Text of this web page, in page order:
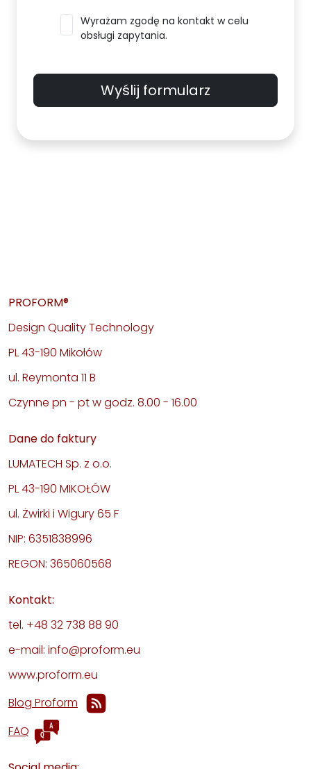
Wyrażam zgodę na kontakt w celu
obsługi zapytania.
Wyślij formularz
PROFORM®
Design Quality Technology
PL 43-190 Mikołów
ul. Reymonta 11 B
Czynne pn - pt w godz. 8.00 - 16.00
Dane do faktury
LUMATECH Sp. z o.o.
PL 43-190 MIKOŁÓW
ul. Żwirki i Wigury 65 F
NIP: 6351838996
REGON: 365060568
Kontakt:
tel. +48 32 738 88 90
e-mail: info@proform.eu
www.proform.eu
Blog Proform
FAQ